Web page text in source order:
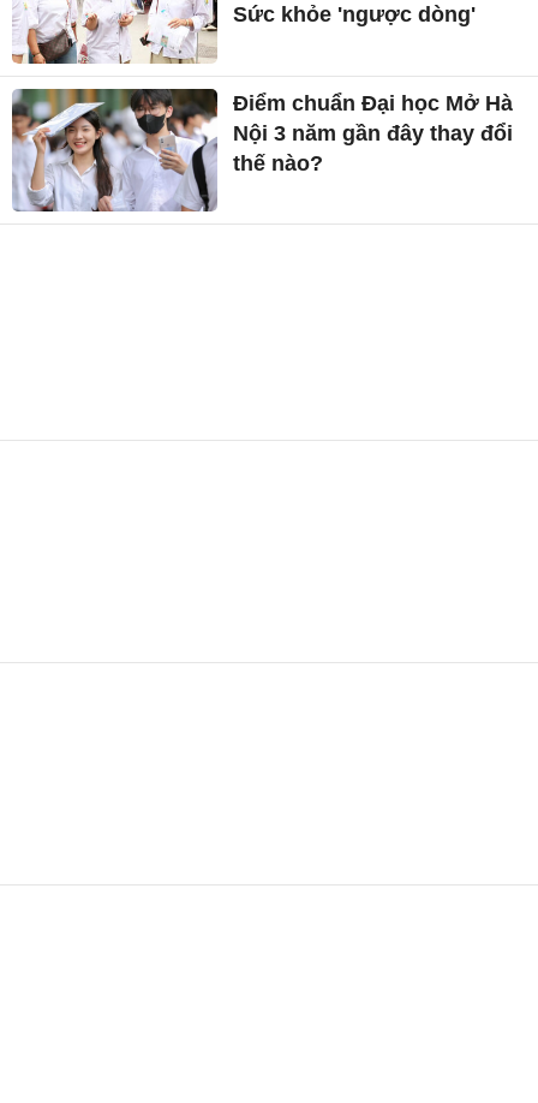
Sức khỏe 'ngược dòng'
Điểm chuẩn Đại học Mở Hà
Nội 3 năm gần đây thay đổi
thế nào?